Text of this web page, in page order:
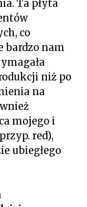
Ta płyta
co
bardzo nam
niż po
na
mojego i
red),
ubiegłego